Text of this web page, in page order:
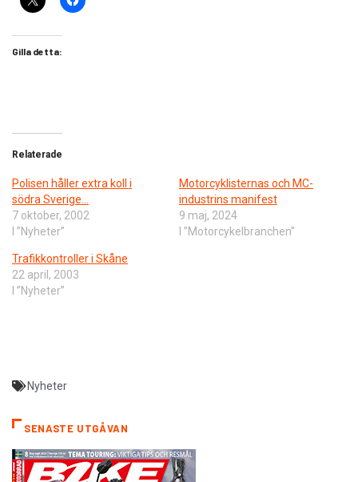
Gilla detta:
Relaterade
Polisen håller extra koll i
södra Sverige…
7 oktober, 2002
I ”Nyheter”
Motorcyklisternas och MC-
industrins manifest
9 maj, 2024
I ”Motorcykelbranchen”
Trafikkontroller i Skåne
22 april, 2003
I ”Nyheter”
Nyheter
SENASTE UTGÅVAN